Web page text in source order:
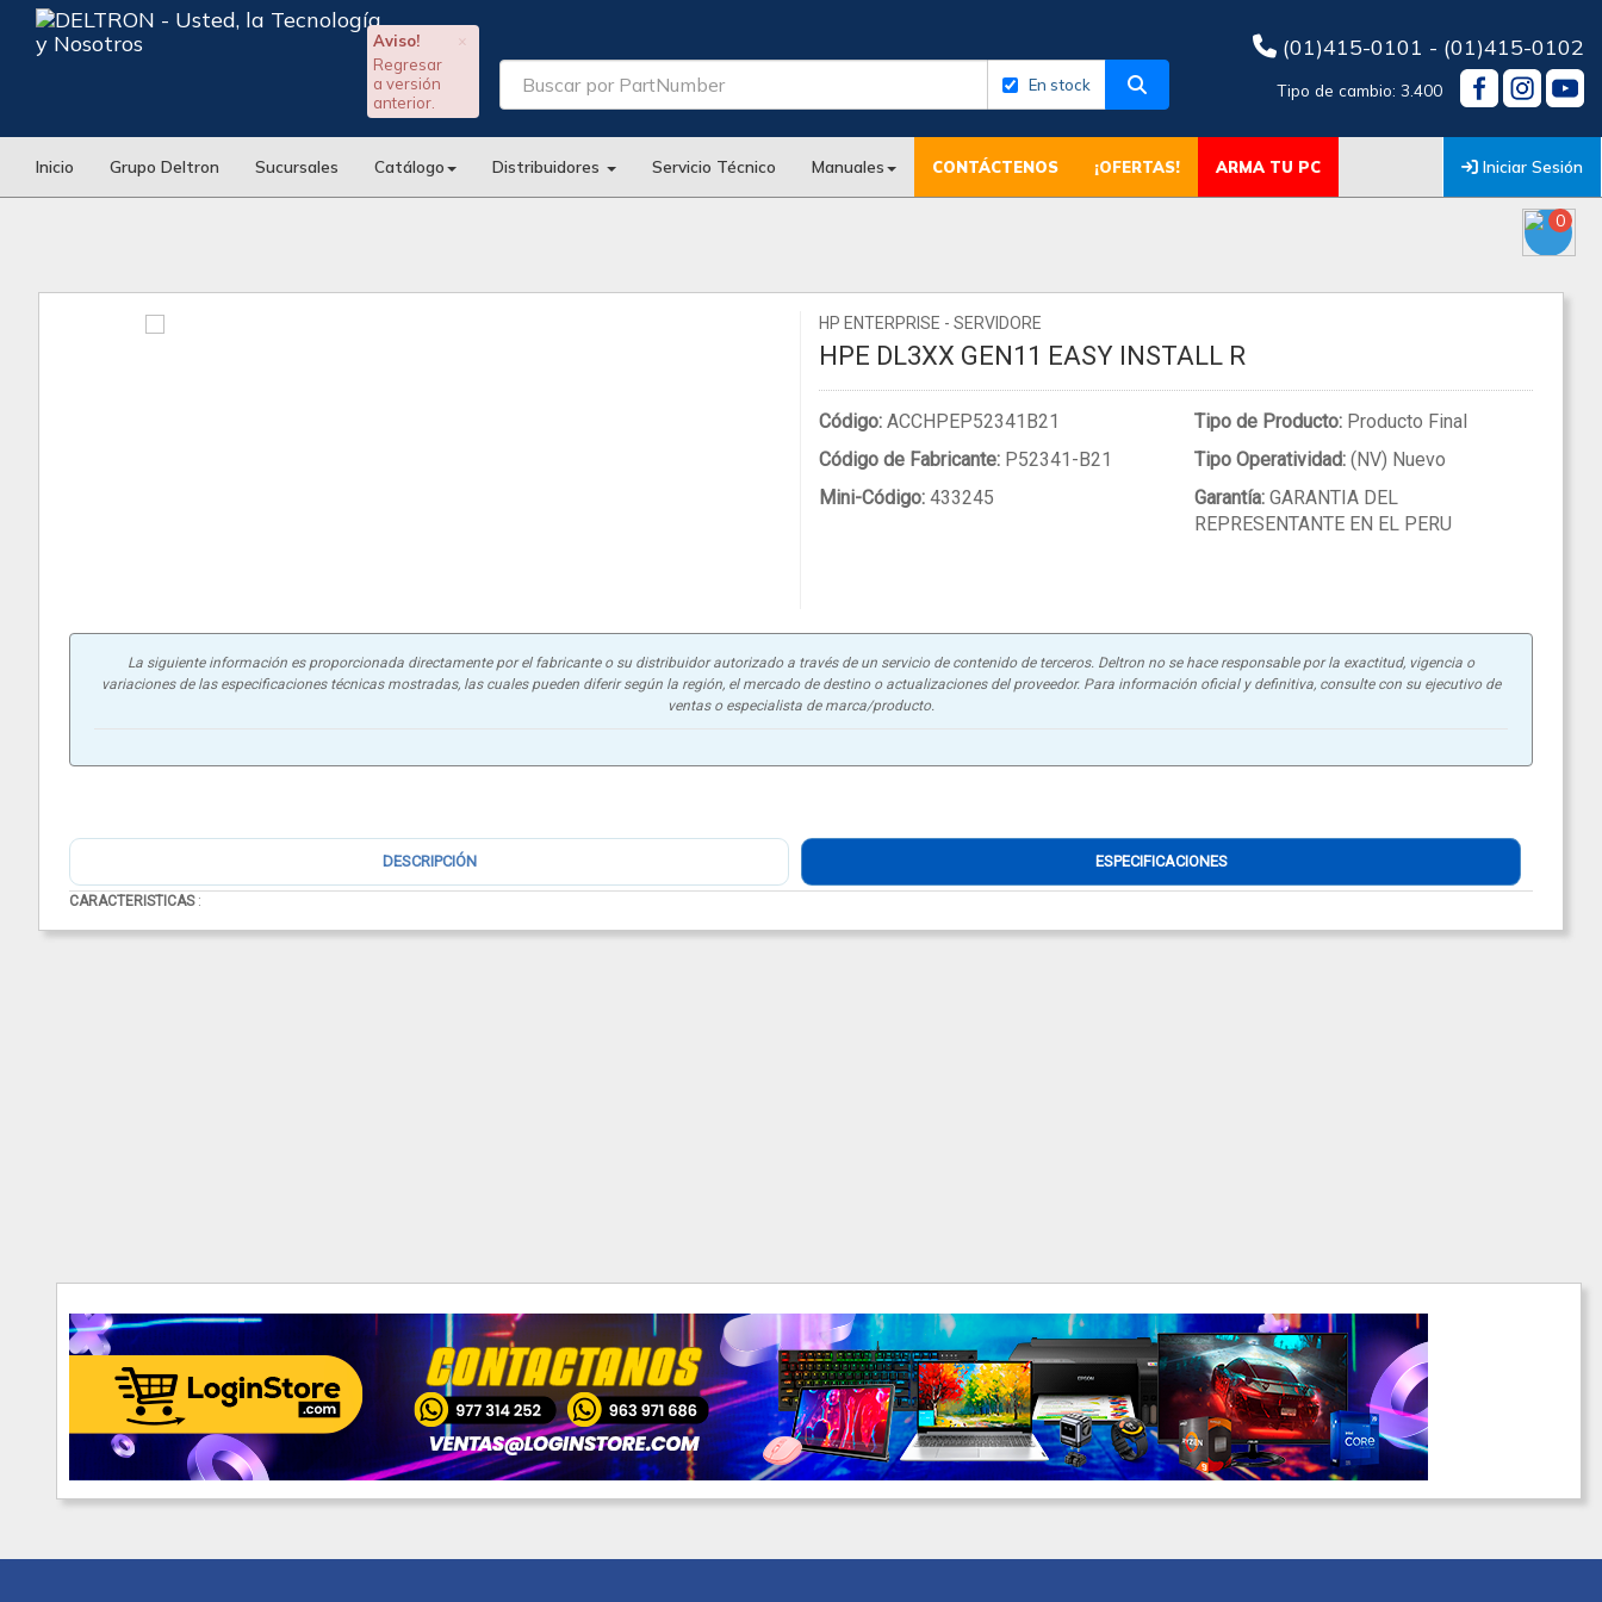
×
Aviso!
Regresar
a versión
anterior.
En stock
(01)415-0101 - (01)415-0102
Tipo de cambio: 3.400
Inicio Grupo Deltron Sucursales Catálogo Distribuidores Servicio Técnico Manuales CONTÁCTENOS ¡OFERTAS! ARMA TU PC Iniciar Sesión
0
HP ENTERPRISE - SERVIDORE
HPE DL3XX GEN11 EASY INSTALL R
Código: ACCHPEP52341B21
Código de Fabricante: P52341-B21
Mini-Código: 433245
Tipo de Producto:Producto Final
Tipo Operatividad:(NV) Nuevo
Garantía:GARANTIA DEL
REPRESENTANTE EN EL PERU
La siguiente información es proporcionada directamente por el fabricante o su distribuidor autorizado a través de un servicio de contenido de terceros. Deltron no se hace responsable por la exactitud, vigencia o
variaciones de las especificaciones técnicas mostradas, las cuales pueden diferir según la región, el mercado de destino o actualizaciones del proveedor. Para información oficial y definitiva, consulte con su ejecutivo de
ventas o especialista de marca/producto.
DESCRIPCIÓN ESPECIFICACIONES
CARACTERISTICAS: